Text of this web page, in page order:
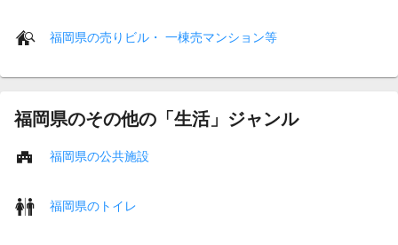
福岡県の売りビル・ 一棟売マンション等
福岡県のその他の「生活」ジャンル
福岡県の公共施設
福岡県のトイレ